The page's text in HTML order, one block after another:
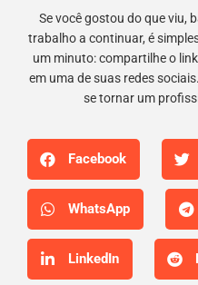
Se você gostou do que viu,
trabalho a continuar, é
um minuto: compartilhe o
em uma de suas redes
se tornar um
Facebook
WhatsApp
LinkedIn